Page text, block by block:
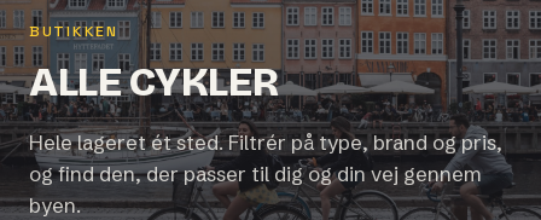
BUTIKKEN
ALLE CYKLER
Hele lageret ét sted. Filtrér på type, brand og pris,
og find den, der passer til dig og din vej gennem
byen.